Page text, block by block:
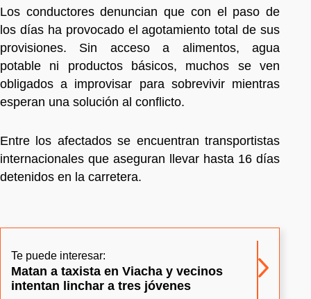
Los conductores denuncian que con el paso de
los días ha provocado el agotamiento total de sus
provisiones. Sin acceso a alimentos, agua
potable ni productos básicos, muchos se ven
obligados a improvisar para sobrevivir mientras
esperan una solución al conflicto.
Entre los afectados se encuentran transportistas
internacionales que aseguran llevar hasta 16 días
detenidos en la carretera.
Te puede interesar:
Matan a taxista en Viacha y vecinos
intentan linchar a tres jóvenes